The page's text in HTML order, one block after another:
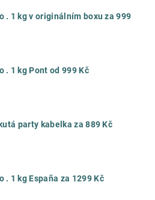
. 1 kg v originálním boxu za 999
. 1 kg Pont od 999 Kč
party kabelka za 889 Kč
. 1 kg España za 1299 Kč